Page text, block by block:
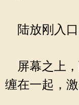
陆放刚入口
屏幕之上，
缠在一起，